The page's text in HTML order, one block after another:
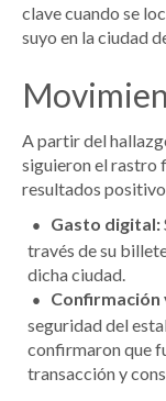
clave cuando se
suyo en la ciudad
A partir del
siguieron el rastro
resultados
Gasto digital:
través de su
dicha ciudad.
Confirmación
seguridad del
confirmaron que
transacción y